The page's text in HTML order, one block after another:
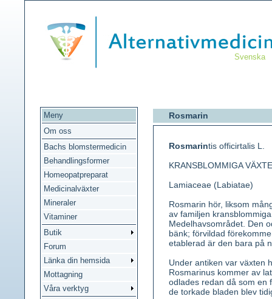
Svenska
Meny
Om oss
Bachs blomstermedicin
Behandlingsformer
Homeopatpreparat
Medicinalväxter
Mineraler
Vitaminer
Butik
Forum
Länka din hemsida
Mottagning
Våra verktyg
Rosmarin
Rosmarintis officirtalis L.
KRANSBLOMMIGA
Lamiaceae (Labiatae)
Rosmarin hör, liksom
av familjen
Medelhavsområdet. Den
bänk; förvildad
etablerad är den bara på
Under antiken var växten
Rosmarinus kommer av
odlades redan då som en
de torkade bladen blev